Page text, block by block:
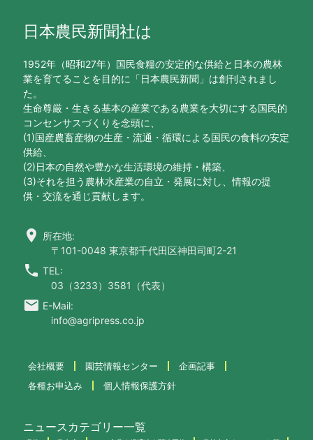
日本農民新聞社は
1952年（昭和27年）国民食糧の安定的な供給と日本の農林
業を育てることを目的に「日本農民新聞」は創刊されまし
た。
生命尊厳・生きる基本の産業である農業を大切にする国民的
コンセンサスづくりを念頭に、
(1)国産農畜産物の生産・流通・循環による国民の食料の安定
供給、
(2)日本の自然や豊かな生活環境の維持・構築、
(3)それを担う農林水産業の自立・発展に対し、情報の提
供・交流を通じ貢献します。
location_on 所在地:
〒101-0048 東京都千代田区神田司町2-21
call TEL:
03（3233）3581（代表）
email E-Mail:
info@agripress.co.jp
会社概要 園芸情報センター
企画記事
各種お申込み
個人情報保護方針
ニュースカテゴリー一覧